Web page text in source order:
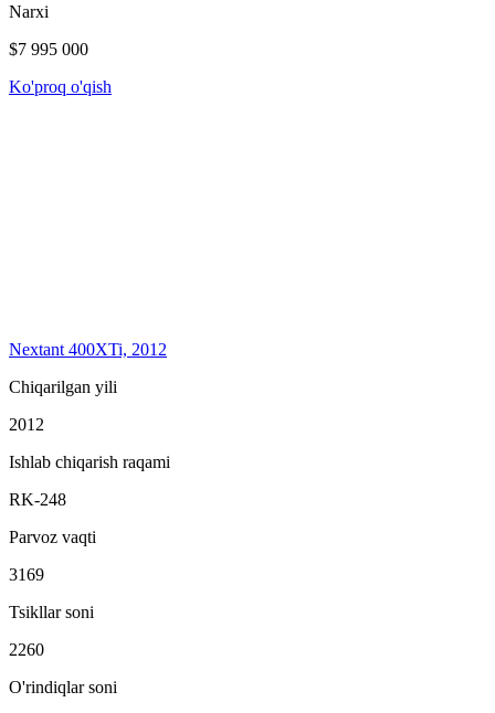
Narxi
$7 995 000
Ko'proq o'qish
Nextant 400XTi, 2012
Chiqarilgan yili
2012
Ishlab chiqarish raqami
RK-248
Parvoz vaqti
3169
Tsikllar soni
2260
O'rindiqlar soni